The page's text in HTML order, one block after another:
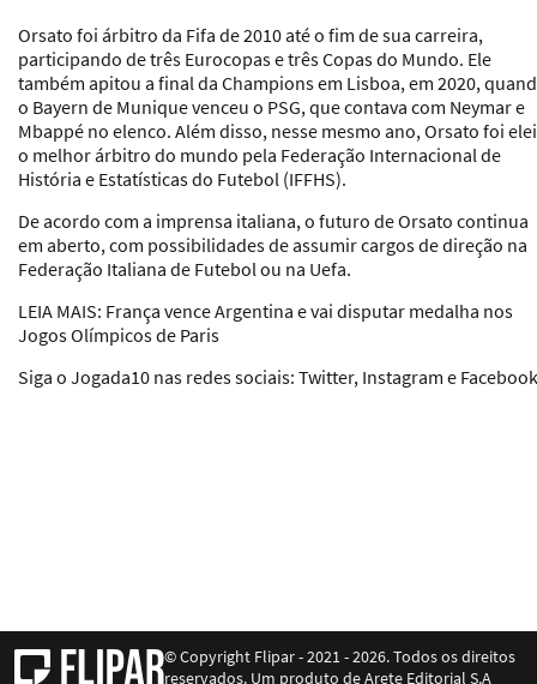
Orsato foi árbitro da Fifa de 2010 até o fim de sua carreira,
participando de três Eurocopas e três Copas do Mundo. Ele
também apitou a final da Champions em Lisboa, em 2020,
o Bayern de Munique venceu o PSG, que contava com Neymar e
Mbappé no elenco. Além disso, nesse mesmo ano, Orsato foi
o melhor árbitro do mundo pela Federação Internacional de
História e Estatísticas do Futebol (IFFHS).
De acordo com a imprensa italiana, o futuro de Orsato continua
em aberto, com possibilidades de assumir cargos de direção na
Federação Italiana de Futebol ou na Uefa.
LEIA MAIS: França vence Argentina e vai disputar medalha nos
Jogos Olímpicos de Paris
Siga o Jogada10 nas redes sociais: Twitter, Instagram e Facebook
© Copyright Flipar - 2021 - 2026. Todos os direitos
reservados. Um produto de Arete Editorial S.A